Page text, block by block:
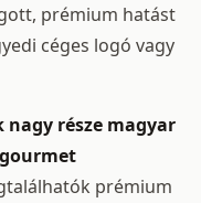
prémium hatást
céges logó vagy
része magyar
prémium